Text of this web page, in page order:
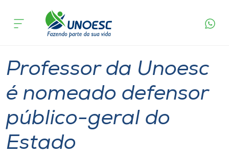
Cursos
Pesquisa
Atendimento ao Estudante
Portal de Ensino
acontece
Professor da Unoesc
é nomeado defensor
público-geral do
Estado